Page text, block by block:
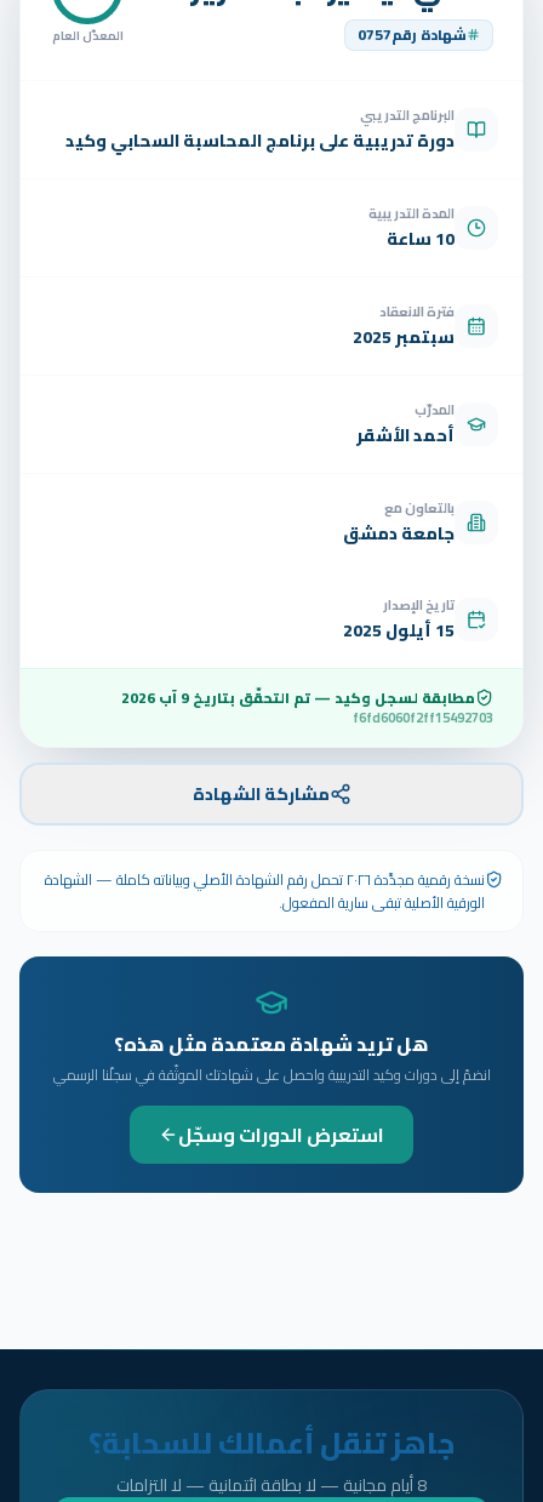
الوظائف
شهادة رقم0757 المعدّل العام
البرنامج التدريبي
دورة تدريبية على برنامج المحاسبة السحابي وكيد
المدة التدريبية
10 ساعة
فترة الانعقاد
سبتمبر 2025
المدرّب
أحمد الأشقر
بالتعاون مع
جامعة دمشق
تاريخ الإصدار
15 أيلول 2025
مطابقة لسجل وكيد — تم التحقّق بتاريخ9 آب 2026
f6fd6060f2ff15492703
مشاركة الشهادة
نسخة رقمية مجدَّدة ٢٠٢٦ تحمل رقم الشهادة الأصلي وبياناته كاملة — الشهادة
الورقية الأصلية تبقى سارية المفعول.
هل تريد شهادة معتمدة مثل هذه؟
انضمّ إلى دورات وكيد التدريبية واحصل على شهادتك الموثّقة في سجلّنا الرسمي
استعرض الدورات وسجّل
جاهز تنقل أعمالك للسحابة؟
8 أيام مجانية — لا بطاقة ائتمانية — لا التزامات